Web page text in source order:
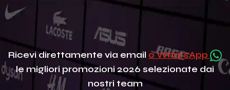
Ricevi direttamente via email o WhatsApp
le migliori promozioni 2026 selezionate dai
nostri team